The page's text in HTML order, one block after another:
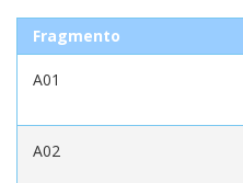
Fragmento
A01
A02